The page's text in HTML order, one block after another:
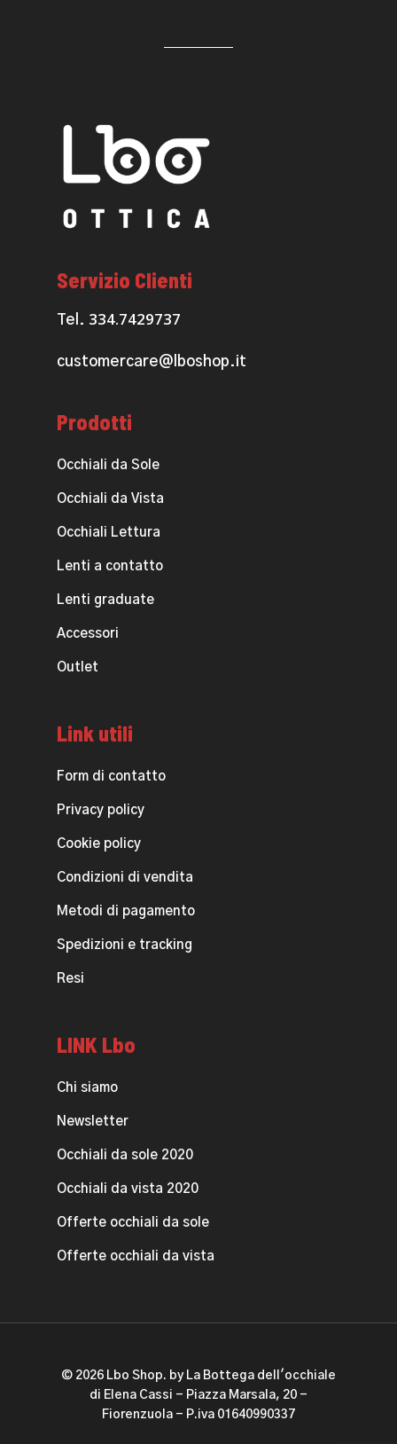
Servizio Clienti
Tel. 334.7429737
customercare@lboshop.it
Prodotti
Occhiali da Sole
Occhiali da Vista
Occhiali Lettura
Lenti a contatto
Lenti graduate
Accessori
Outlet
Link utili
Form di contatto
Privacy policy
Cookie policy
Condizioni di vendita
Metodi di pagamento
Spedizioni e tracking
Resi
LINK Lbo
Chi siamo
Newsletter
Occhiali da sole 2020
Occhiali da vista 2020
Offerte occhiali da sole
Offerte occhiali da vista
© 2026 Lbo Shop. by La Bottega dell'occhiale
di Elena Cassi - Piazza Marsala, 20 -
Fiorenzuola - P.iva 01640990337